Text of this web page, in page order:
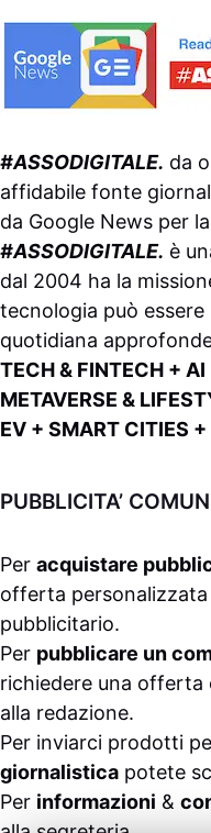
#ASSODIGITALE. da
affidabile fonte
da Google News per
#ASSODIGITALE. è
dal 2004 ha la
tecnologia può
quotidiana
TECH & FINTECH +
METAVERSE &
EV + SMART CITIES
PUBBLICITA’
Per acquistare
offerta
pubblicitario.
Per pubblicare un
richiedere una offerta
alla redazione.
Per inviarci prodotti
giornalistica potete
Per informazioni &